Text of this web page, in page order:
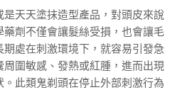
天天塗抹造型產品，對頭皮來說
劑不僅會讓髮絲受損，也會讓毛
期處在刺激環境下，就容易引發急
圍敏感、發熱或紅腫，進而出現
此類鬼剃頭在停止外部刺激行為